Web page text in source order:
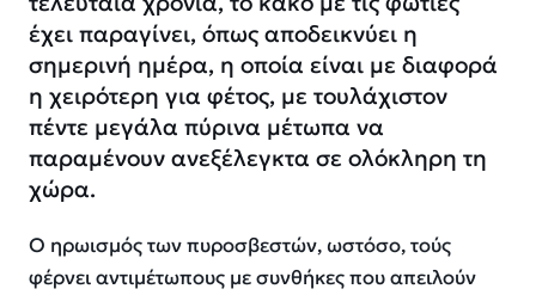
έχει παραγίνει, όπως αποδεικνύει η
σημερινή ημέρα, η οποία είναι με διαφορά
η χειρότερη για φέτος, με τουλάχιστον
πέντε μεγάλα πύρινα μέτωπα να
παραμένουν ανεξέλεγκτα σε ολόκληρη τη
χώρα.
Ο ηρωισμός των πυροσβεστών, ωστόσο, τούς
φέρνει αντιμέτωπους με συνθήκες που απειλούν